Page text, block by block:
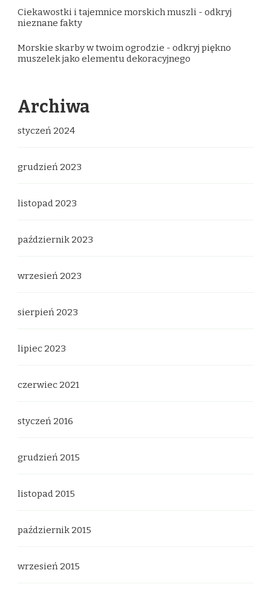
Ciekawostki i tajemnice morskich muszli - odkryj
nieznane fakty
Morskie skarby w twoim ogrodzie - odkryj piękno
muszelek jako elementu dekoracyjnego
Archiwa
styczeń 2024
grudzień 2023
listopad 2023
październik 2023
wrzesień 2023
sierpień 2023
lipiec 2023
czerwiec 2021
styczeń 2016
grudzień 2015
listopad 2015
październik 2015
wrzesień 2015